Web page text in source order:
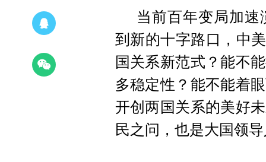
当前百年变局加
到新的十字路口，中
国关系新范式？能不
多稳定性？能不能着
开创两国关系的美好
民之问，也是大国领